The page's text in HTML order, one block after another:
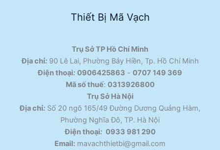
Thiết Bị Mã Vạch
Trụ Sở TP Hồ Chí Minh
Địa chỉ:90 Lê Lai, Phường Bảy Hiền, Tp. Hồ Chí Minh
Điện thoại: 0906425863 - 0707 149 369
Mã số thuế: 0313926800
Trụ Sở Hà Nội
Địa chỉ: Số 20 ngõ 165/49 Đường Dương Quảng Hàm,
Phường Nghĩa Đô, TP. Hà Nội
Điện thoại: 0933 981 290
Email: mavachthietbi@gmail.com